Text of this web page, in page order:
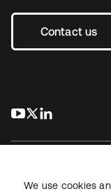
Contact us
s’ouvre dans un
s’ouvre dans
We use cookies